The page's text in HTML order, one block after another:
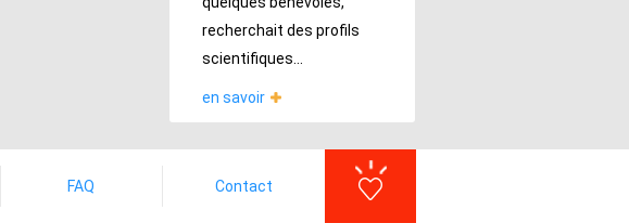
recherchait des profils
scientifiques...
en savoir
FAQ Contact